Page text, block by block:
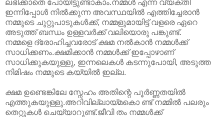
ലഭിക്കാതെ പോയിട്ടുണ്ടാകാം.നമ്മൾ എന്ന വ്യക്തി
ഇന്നിപ്പോൾ നിൽക്കുന്ന അവസ്ഥയിൽ എത്തിച്ചേരാൻ
നമ്മുടെ ചുറ്റുപാടുകൾക്ക്, നമ്മളുമായിട്ട് വളരെ ഏറെ
അടുത്ത് ബന്ധം ഉള്ളവർക്ക് വലിയൊരു പങ്കുണ്ട്.
നമ്മളെ ദ്രോഹിച്ചവരോട് ക്ഷമ നൽകാൻ നമ്മൾക്ക്
സാധിക്കണം.ക്ഷമിക്കാൻ നമ്മൾക്ക് ഇപ്പോഴാണ്
സാധിക്കുകയുള്ളു, ഇന്നലെകൾ കടന്നുപോയി, അടുത്ത
നിമിഷം നമ്മുടെ കയ്യിൽ ഇല്ല.
ക്ഷമ ഉണ്ടെങ്കിലേ സ്നേഹം അതിന്റെ പൂർണ്ണതയിൽ
എത്തുകയുള്ളു.അറിവില്ലായ്മകൊ ണ്ട് നമ്മിൽ പലരും
തെറ്റുകൾ ചെയ്യാറുണ്ട്.ജീവി തം നമ്മൾക്ക്